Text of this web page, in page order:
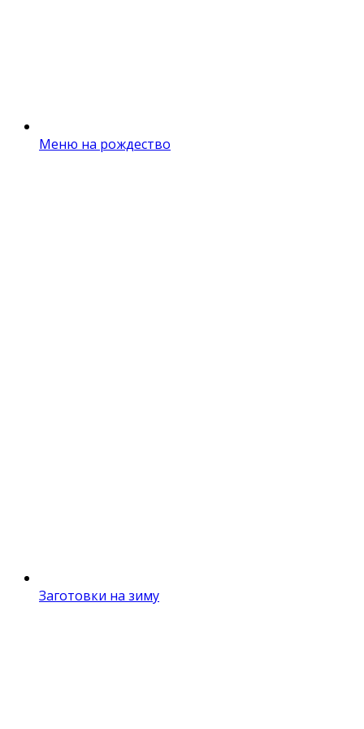
Меню на рождество
Заготовки на зиму